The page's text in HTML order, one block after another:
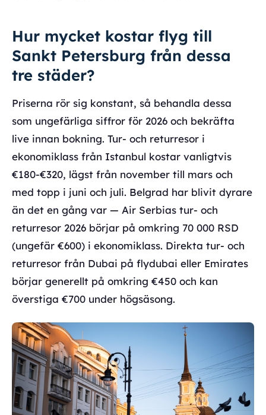
Hur mycket kostar flyg till
Sankt Petersburg från dessa
tre städer?
Priserna rör sig konstant, så behandla dessa
som ungefärliga siffror för 2026 och bekräfta
live innan bokning. Tur- och returresor i
ekonomiklass från Istanbul kostar vanligtvis
€180-€320, lägst från november till mars och
med topp i juni och juli. Belgrad har blivit dyrare
än det en gång var — Air Serbias tur- och
returresor 2026 börjar på omkring 70 000 RSD
(ungefär €600) i ekonomiklass. Direkta tur- och
returresor från Dubai på flydubai eller Emirates
börjar generellt på omkring €450 och kan
överstiga €700 under högsäsong.